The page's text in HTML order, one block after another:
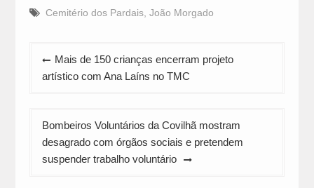
Facebook
(Opens
WhatsApp
(Opens
Twitter
(Opens
Cemitério dos Pardais, João Morgado
Navegação
de
Mais de 150 crianças encerram projeto
artístico com Ana Laíns no TMC
Bombeiros Voluntários da Covilhã mostram
desagrado com órgãos sociais e pretendem
suspender trabalho voluntário